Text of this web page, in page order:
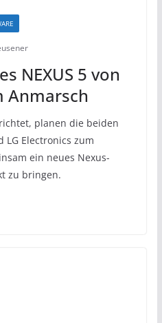
NEXUS 5 von
Anmarsch
planen die beiden
LG Electronics zum
ein neues Nexus-
zu bringen.